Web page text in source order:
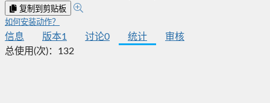
复制到剪贴板
如何安装动作？
信息 版本1 讨论0 统计
审核
总使用(次)： 132